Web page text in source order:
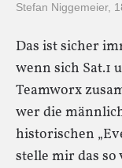
Stefan Niggemeier,
Das ist sicher
wenn sich Sat.1
Teamworx
wer die
historischen
stelle mir das so